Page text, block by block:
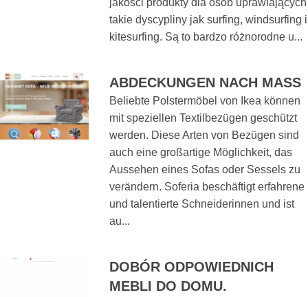
takie dyscypliny jak surfing, windsurfing i
kitesurfing. Są to bardzo różnorodne u...
ABDECKUNGEN NACH MASS
Beliebte Polstermöbel von Ikea können
mit speziellen Textilbezügen geschützt
werden. Diese Arten von Bezügen sind
auch eine großartige Möglichkeit, das
Aussehen eines Sofas oder Sessels zu
verändern. Soferia beschäftigt erfahrene
und talentierte Schneiderinnen und ist
au...
DOBÓR ODPOWIEDNICH
MEBLI DO DOMU.